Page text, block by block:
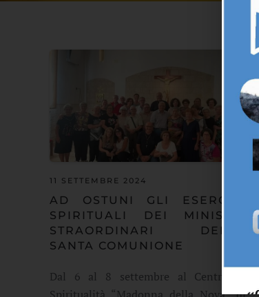
11 SETTEMBRE 2024
AD OSTUNI GLI ESERCIZI
SPIRITUALI DEI MINISTRI
STRAORDINARI DELLA
SANTA COMUNIONE
Dal 6 al 8 settembre al Centro di